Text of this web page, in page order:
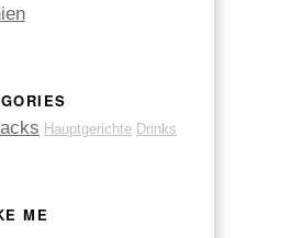
Hauptgerichte Drinks
ME